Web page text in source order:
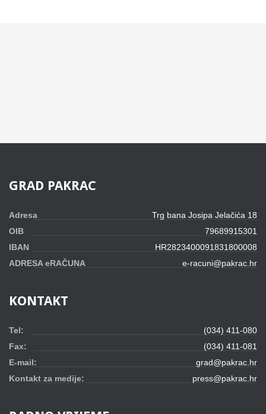
GRAD PAKRAC
Adresa
Trg bana Josipa Jelačića 18
OIB
79689915301
IBAN
HR2823400091831800008
ADRESA eRAČUNA
e-racuni@pakrac.hr
KONTAKT
Tel:
(034) 411-080
Fax:
(034) 411-081
E-mail:
grad@pakrac.hr
Kontakt za medije:
press@pakrac.hr